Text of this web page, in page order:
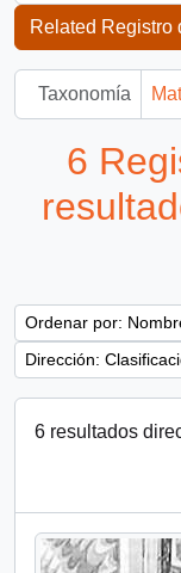
Related Registro
Taxonomía
6
Ordenar por:
Dirección:
6 resultados